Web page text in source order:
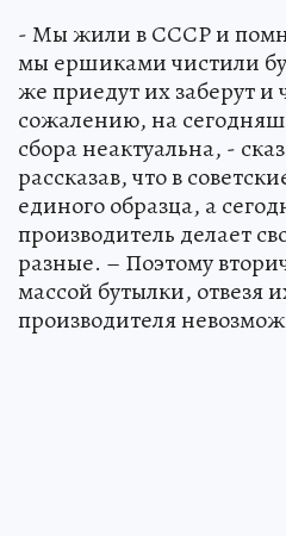
- Мы жили в СССР и
мы ершиками чистили
же приедут их заберут и
сожалению, на
сбора неактуальна, -
рассказав, что в
единого образца, а
производитель делает
разные. – Поэтому
массой бутылки, отвезя
производителя